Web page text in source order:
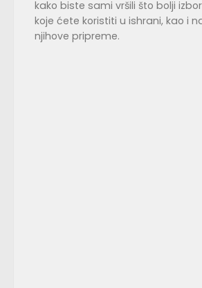
kako biste sami vršili što bolji
koje ćete koristiti u ishrani, kao i
njihove pripreme.